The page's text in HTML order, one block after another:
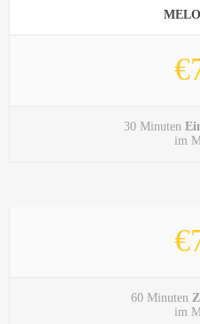
30 Minuten
im
60 Minuten
im